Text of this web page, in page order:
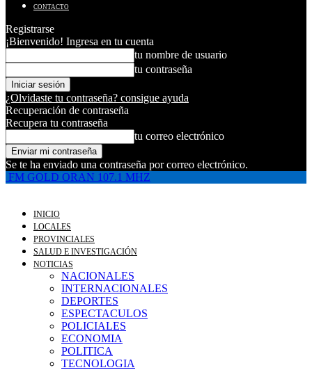
CONTACTO
Registrarse
¡Bienvenido! Ingresa en tu cuenta
tu nombre de usuario
tu contraseña
¿Olvidaste tu contraseña? consigue ayuda
Recuperación de contraseña
Recupera tu contraseña
tu correo electrónico
Se te ha enviado una contraseña por correo electrónico.
FM GOLD ORAN 107.1 MHZ
INICIO
LOCALES
PROVINCIALES
SALUD E INVESTIGACIÓN
NOTICIAS
NACIONALES
INTERNACIONALES
DEPORTES
ESPECTACULOS
POLICIALES
ECONOMIA
POLITICA
TECNOLOGIA